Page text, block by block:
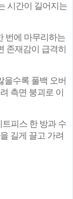
시간이 길어지는
번에 마무리하는
존재감이 급격히
을수록 풀백 오버
측면 붕괴로 이
피스 한 방과 수
길게 끌고 가려